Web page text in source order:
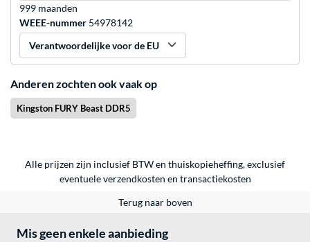
999 maanden
WEEE-nummer 54978142
Verantwoordelijke voor de EU
Anderen zochten ook vaak op
Kingston FURY Beast DDR5
Alle prijzen zijn inclusief BTW en thuiskopieheffing, exclusief
eventueleverzendkosten en transactiekosten
Terug naar boven
Mis geen enkele aanbieding